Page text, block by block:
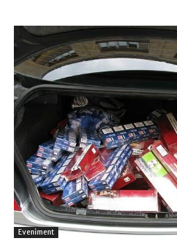
Eveniment